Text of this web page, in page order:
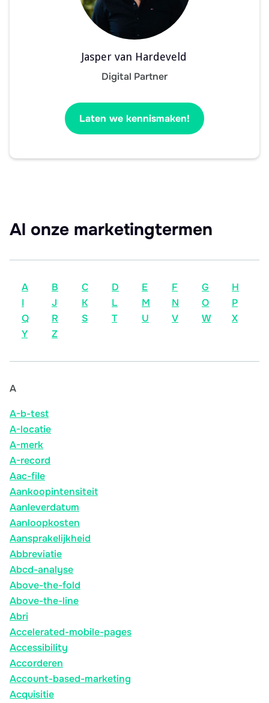
Jasper van Hardeveld
Digital Partner
Laten we kennismaken!
Al onze marketingtermen
A B C D E F G
H
I
J K L M N O
P
Q
R S T U V W
X
Y
Z
A
A-b-test
A-locatie
A-merk
A-record
Aac-file
Aankoopintensiteit
Aanleverdatum
Aanloopkosten
Aansprakelijkheid
Abbreviatie
Abcd-analyse
Above-the-fold
Above-the-line
Abri
Accelerated-mobile-pages
Accessibility
Accorderen
Account-based-marketing
Acquisitie